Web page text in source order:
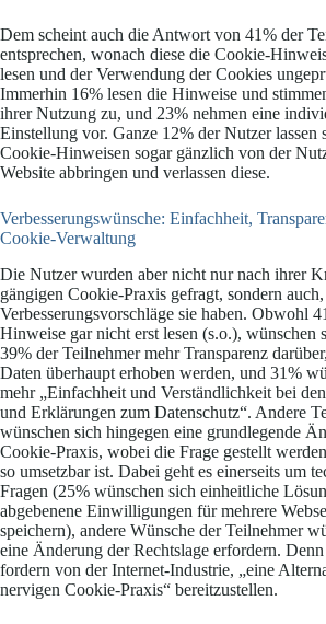
Dem scheint auch die Antwort von 41% der
entsprechen, wonach diese die Cookie-
lesen und der Verwendung der Cookies
Immerhin 16% lesen die Hinweise und
ihrer Nutzung zu, und 23% nehmen eine
Einstellung vor. Ganze 12% der Nutzer lassen
Cookie-Hinweisen sogar gänzlich von der
Website abbringen und verlassen diese.
Verbesserungswünsche: Einfachheit,
Cookie-Verwaltung
Die Nutzer wurden aber nicht nur nach ihrer
gängigen Cookie-Praxis gefragt, sondern
Verbesserungsvorschläge sie haben. Obwohl
Hinweise gar nicht erst lesen (s.o.), wünschen
39% der Teilnehmer mehr Transparenz
Daten überhaupt erhoben werden, und 31%
mehr „Einfachheit und Verständlichkeit bei
und Erklärungen zum Datenschutz“. Andere
wünschen sich hingegen eine grundlegende
Cookie-Praxis, wobei die Frage gestellt
so umsetzbar ist. Dabei geht es einerseits um
Fragen (25% wünschen sich einheitliche
abgebenene Einwilligungen für mehrere
speichern), andere Wünsche der Teilnehmer
eine Änderung der Rechtslage erfordern.
fordern von der Internet-Industrie, „eine
nervigen Cookie-Praxis“ bereitzustellen.